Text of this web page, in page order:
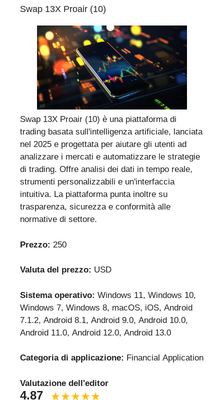
Swap 13X Proair (10)
Swap 13X Proair (10) è una piattaforma di
trading basata sull'intelligenza artificiale, lanciata
nel 2025 e progettata per aiutare gli utenti ad
analizzare i mercati e automatizzare le strategie
di trading. Offre analisi dei dati in tempo reale,
strumenti personalizzabili e un'interfaccia
intuitiva. La piattaforma punta inoltre su
trasparenza, sicurezza e conformità alle
normative di settore.
Prezzo: 250
Valuta del prezzo: USD
Sistema operativo: Windows 11, Windows 10,
Windows 7, Windows 8, macOS, iOS, Android
7.1.2, Android 8.1, Android 9.0, Android 10.0,
Android 11.0, Android 12.0, Android 13.0
Categoria di applicazione: Financial Application
Valutazione dell'editor
4.87